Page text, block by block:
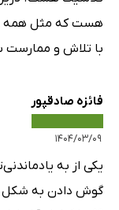
هست که مثل همه
با تلاش و
فائزه صادقپور
۱۴۰۴/۰۳/۰۹
یکی از به
گوش دادن به شکل